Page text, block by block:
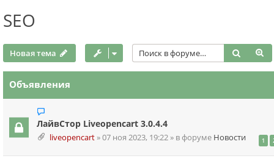
SEO
Новая тема Поиск
Объявления
ЛайвСтор Liveopencart 3.0.4.4
liveopencart »07 ноя 2023, 19:22 » в форуме Новости 1